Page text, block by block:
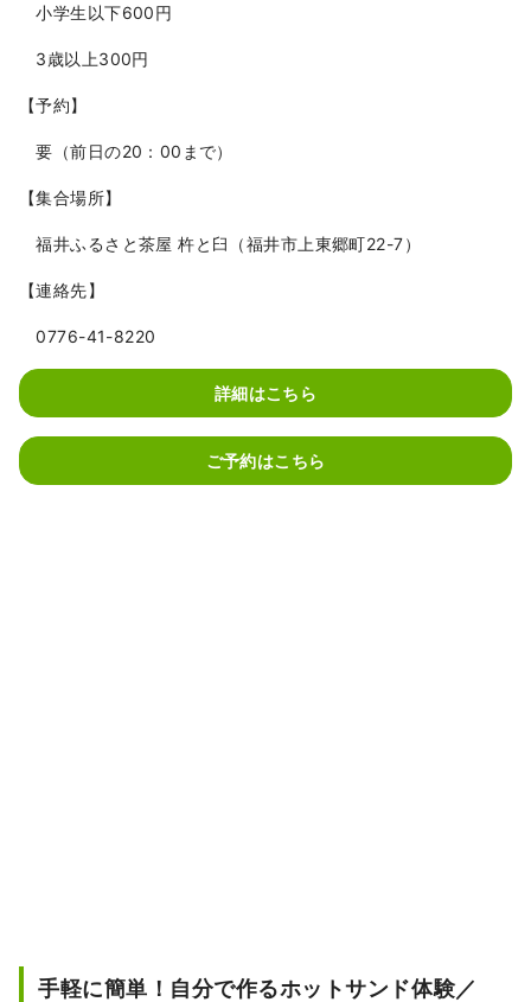
小学生以下600円
3歳以上300円
【予約】
要（前日の20：00まで）
【集合場所】
福井ふるさと茶屋 杵と臼（福井市上東郷町22-7）
【連絡先】
0776-41-8220
詳細はこちら
ご予約はこちら
手軽に簡単！自分で作るホットサンド体験／